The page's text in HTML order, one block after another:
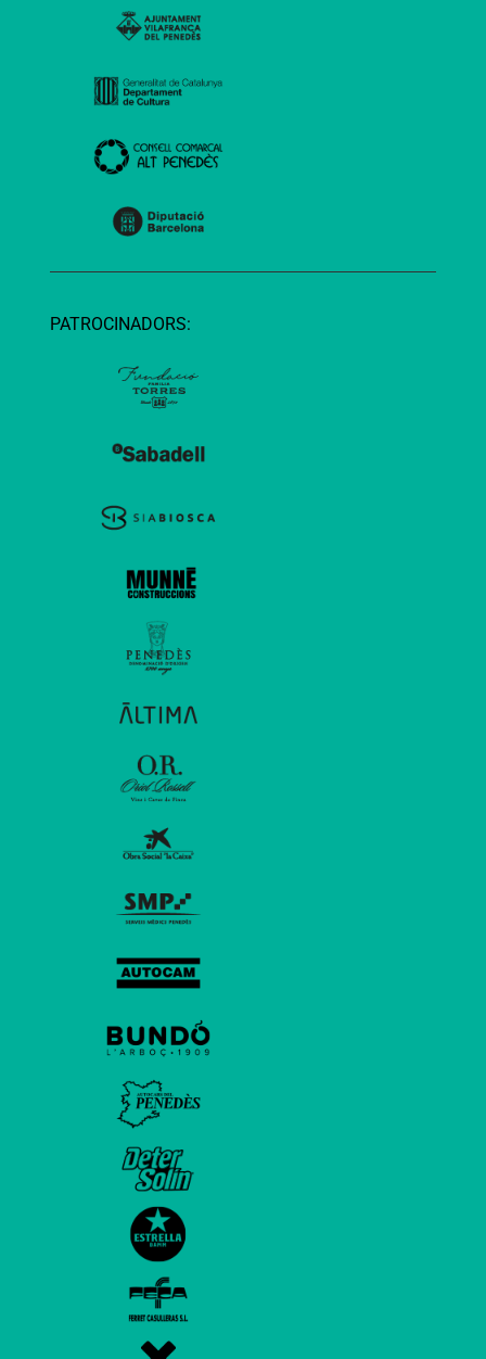
PATROCINADORS: